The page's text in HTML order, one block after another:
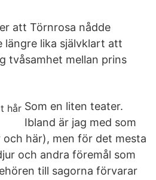
att Törnrosa nådde
längre lika självklart att
tvåsamhet mellan prins
Som en liten teater.
Ibland är jag med som
här), men för det mesta
och andra föremål som
till sagorna förvarar